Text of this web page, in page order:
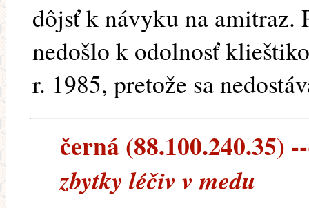
dôjsť k návyku na amitraz.
nedošlo k odolnosť
r. 1985, pretože sa
černá (88.100.240.35)
zbytky léčiv v medu